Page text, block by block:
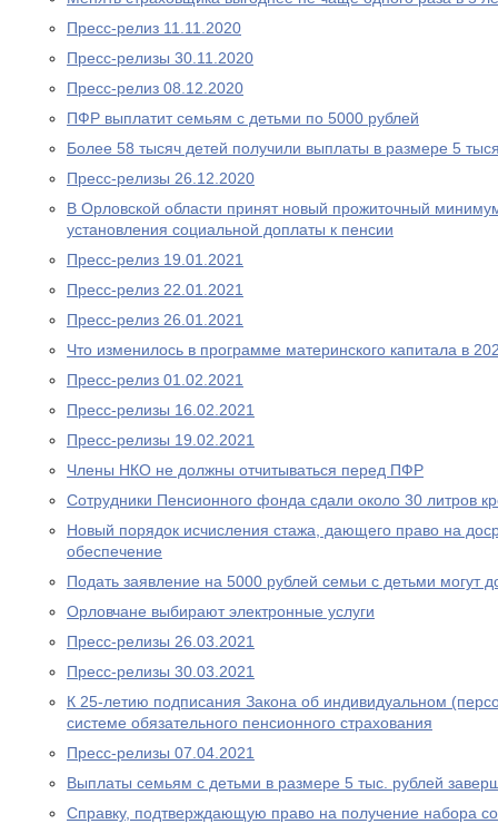
Пресс-релиз 11.11.2020
Пресс-релизы 30.11.2020
Пресс-релиз 08.12.2020
ПФР выплатит семьям с детьми по 5000 рублей
Более 58 тысяч детей получили выплаты в размере 5
Пресс-релизы 26.12.2020
В Орловской области принят новый прожиточный
установления социальной доплаты к пенсии
Пресс-релиз 19.01.2021
Пресс-релиз 22.01.2021
Пресс-релиз 26.01.2021
Что изменилось в программе материнского капитала в
Пресс-релиз 01.02.2021
Пресс-релизы 16.02.2021
Пресс-релизы 19.02.2021
Члены НКО не должны отчитываться перед ПФР
Сотрудники Пенсионного фонда сдали около 30 литров
Новый порядок исчисления стажа, дающего право на
обеспечение
Подать заявление на 5000 рублей семьи с детьми могут
Орловчане выбирают электронные услуги
Пресс-релизы 26.03.2021
Пресс-релизы 30.03.2021
К 25-летию подписания Закона об индивидуальном
системе обязательного пенсионного страхования
Пресс-релизы 07.04.2021
Выплаты семьям с детьми в размере 5 тыс. рублей
Справку, подтверждающую право на получение набора